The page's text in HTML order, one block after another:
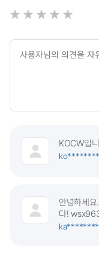
KOCW입
ko********
안녕하세
다!